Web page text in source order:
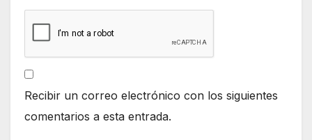
Recibir un correo electrónico con los siguientes
comentarios a esta entrada.